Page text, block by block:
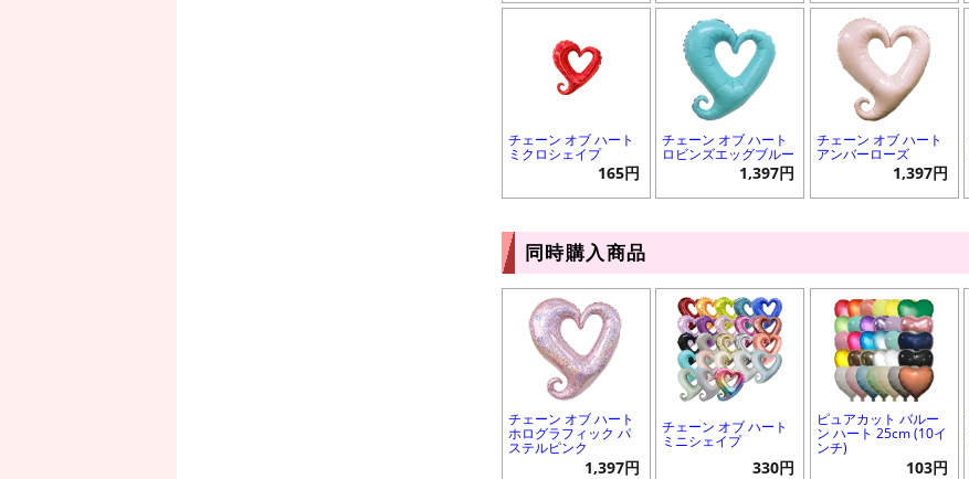
チェーン オブ ハート
ミクロシェイプ
165円
チェーン オブ ハート
ロビンズエッグブルー
1,397円
チェーン オブ ハート
アンバーローズ
1,397円
同時購入商品
チェーン オブ ハート
ホログラフィック パ
ステルピンク
1,397円
チェーン オブ ハート
ミニシェイプ
330円
ピュアカット バルー
ン ハート 25cm (10イ
ンチ)
103円